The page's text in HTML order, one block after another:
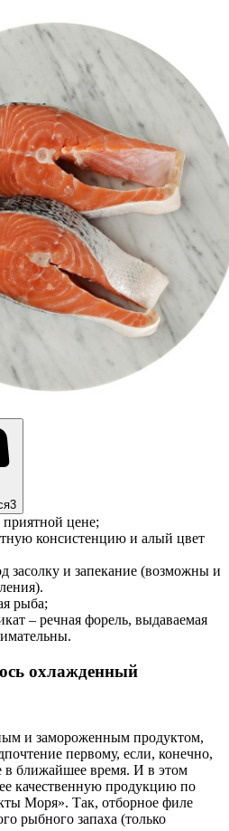
3
цене;
консистенцию и алый цвет
засолку и запекание (возможны и
рыба;
– речная форель, выдаваемая
охлажденный
и замороженным продуктом,
первому, если, конечно,
в ближайшее время. И в этом
качественную продукцию по
Моря». Так, отборное филе
рыбного запаха (только